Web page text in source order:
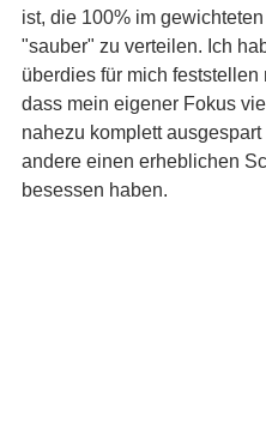
ist, die 100% im
"sauber" zu verteilen. Ich
überdies für mich feststellen
dass mein eigener Fokus
nahezu komplett ausgespart
andere einen erheblichen
besessen haben.